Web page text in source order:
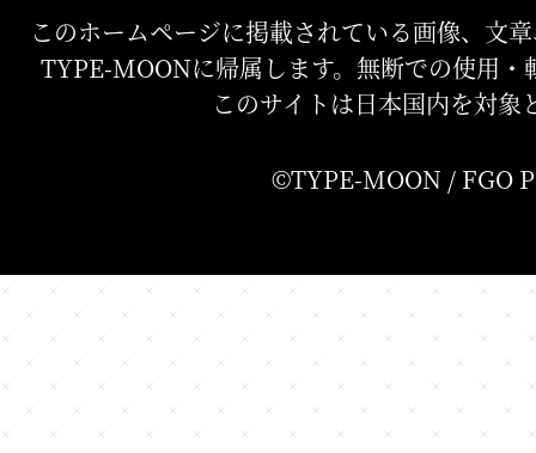
このホームページに掲載されている画像、文
TYPE-MOONに帰属します。無断での使用・
このサイトは日本国内を対象
©TYPE-MOON / FGO